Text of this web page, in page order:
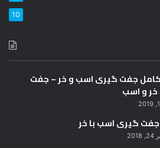
10
جفت گیری اسب و خر – جفت
و اسب
گیری اسب با خر